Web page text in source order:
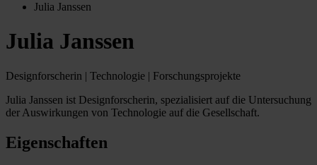
Julia Janssen
Julia Janssen
Designforscherin | Technologie | Forschungsprojekte
Julia Janssen ist Designforscherin, spezialisiert auf die Untersuchung
der Auswirkungen von Technologie auf die Gesellschaft.
Eigenschaften